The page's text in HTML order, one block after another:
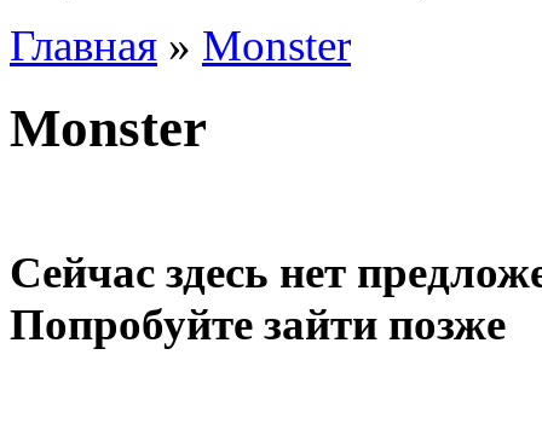
Главная » Monster
Monster
Сейчас здесь нет
Попробуйте зайти позже